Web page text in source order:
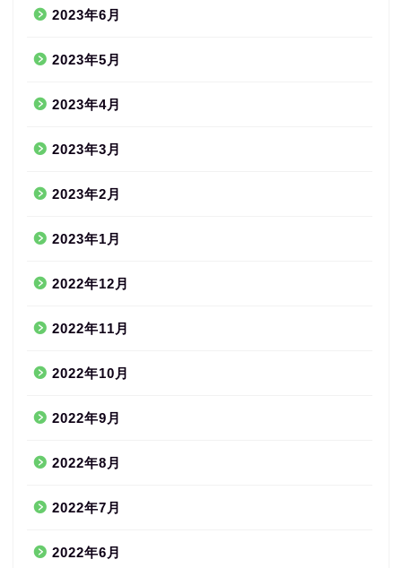
2023年6月
2023年5月
2023年4月
2023年3月
2023年2月
2023年1月
2022年12月
2022年11月
2022年10月
2022年9月
2022年8月
2022年7月
2022年6月